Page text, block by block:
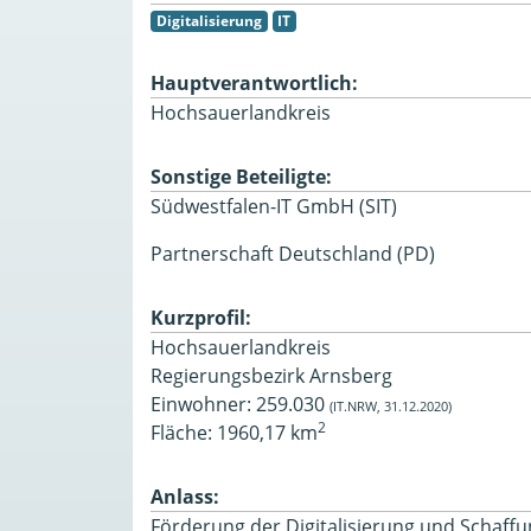
Digitalisierung IT
Hauptverantwortlich:
Hochsauerlandkreis
Sonstige Beteiligte:
Südwestfalen-IT GmbH (SIT)
Partnerschaft Deutschland (PD)
Kurzprofil:
Hochsauerlandkreis
Regierungsbezirk Arnsberg
Einwohner: 259.030 (IT.NRW, 31.12.2020)
Fläche: 1960,17 km2
Anlass: